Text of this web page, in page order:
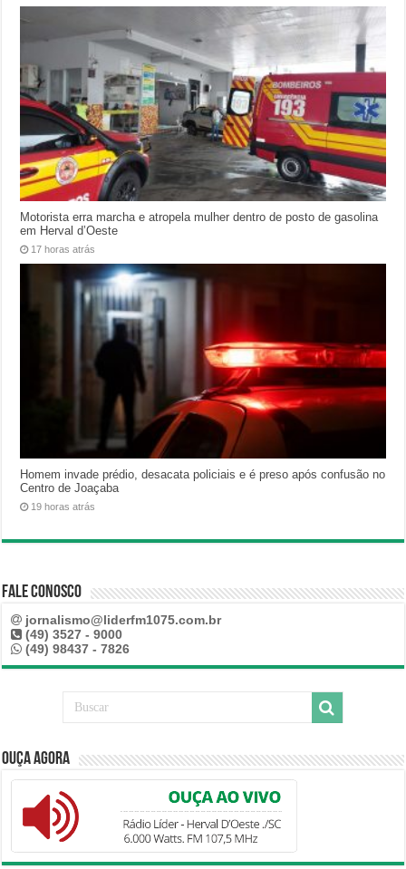
Motorista erra marcha e atropela mulher dentro de posto de gasolina
em Herval d’Oeste
17 horas atrás
Homem invade prédio, desacata policiais e é preso após confusão no
Centro de Joaçaba
19 horas atrás
Fale Conosco
jornalismo@liderfm1075.com.br
(49) 3527 - 9000
(49) 98437 - 7826
Ouça Agora